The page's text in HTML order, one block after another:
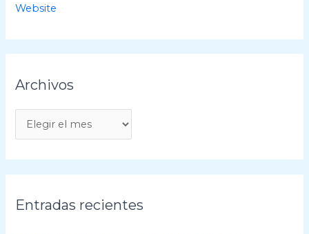
Website
Archivos
r
c
h
iEntradas recientes